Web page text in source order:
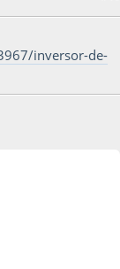
inversor-de-